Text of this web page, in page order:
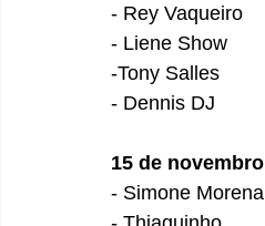
- Rey Vaqueiro
- Liene Show
-Tony Salles
- Dennis DJ
15 de
- Simone Morena